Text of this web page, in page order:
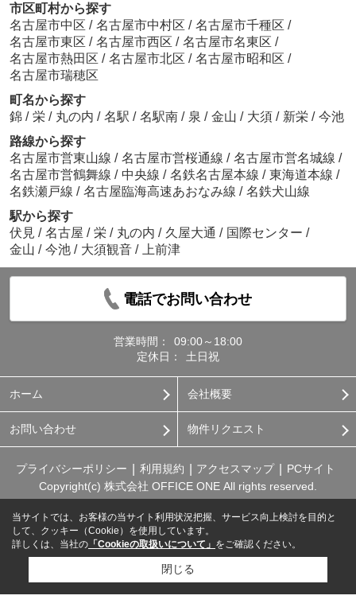
市区町村から探す
名古屋市中区 / 名古屋市中村区 / 名古屋市千種区 /
名古屋市東区 / 名古屋市西区 / 名古屋市名東区 /
名古屋市熱田区 / 名古屋市北区 / 名古屋市昭和区 /
名古屋市瑞穂区
町名から探す
錦 / 栄 / 丸の内 / 名駅 / 名駅南 / 泉 / 金山 / 大須 / 新栄 / 今池
路線から探す
名古屋市営東山線 / 名古屋市営桜通線 / 名古屋市営名城線 /
名古屋市営鶴舞線 / 中央線 / 名鉄名古屋本線 / 東海道本線 /
名鉄瀬戸線 / 名古屋臨海高速あおなみ線 / 名鉄犬山線
駅から探す
伏見 / 名古屋 / 栄 / 丸の内 / 久屋大通 / 国際センター /
金山 / 今池 / 大須観音 / 上前津
電話でお問い合わせ
営業時間：
09:00～18:00
定休日：
土日祝
ホーム 会社概要
お問い合わせ 物件リクエスト
プライバシーポリシー 利用規約 アクセスマップ
PCサイト
Copyright(c) 株式会社 OFFICE ONE All rights reserved.
当サイトでは、お客様の当サイト利用状況把握、サービス向上検討を目的と
して、クッキー（Cookie）を使用しています。
詳しくは、当社の 「Cookieの取扱いについて」 をご確認ください。
閉じる